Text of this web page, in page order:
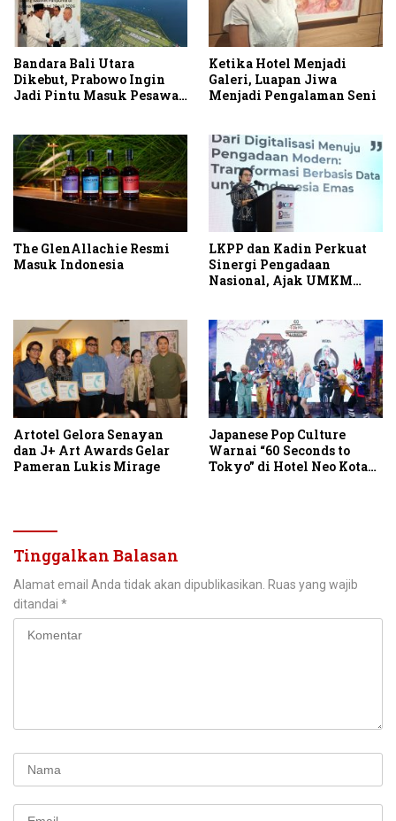
Bandara Bali Utara
Dikebut, Prabowo Ingin
Jadi Pintu Masuk Pesawat
Ketika Hotel Menjadi
Galeri, Luapan Jiwa
Menjadi Pengalaman Seni
The GlenAllachie Resmi
Masuk Indonesia
LKPP dan Kadin Perkuat
Sinergi Pengadaan
Nasional, Ajak UMKM
Artotel Gelora Senayan
dan J+ Art Awards Gelar
Pameran Lukis Mirage
Japanese Pop Culture
Warnai “60 Seconds to
Tokyo” di Hotel Neo Kota
Tinggalkan Balasan
Alamat email Anda tidak akan dipublikasikan. Ruas yang wajib
ditandai *